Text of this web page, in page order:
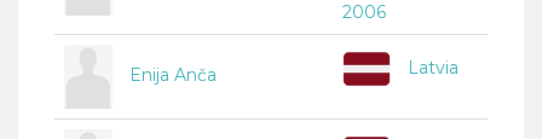
2006
Enija Anča Latvia